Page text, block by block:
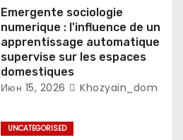
Emergente sociologie
numerique : l'influence de un
apprentissage automatique
supervise sur les espaces
domestiques
Июн 15, 2026 Khozyain_dom
UNCATEGORISED